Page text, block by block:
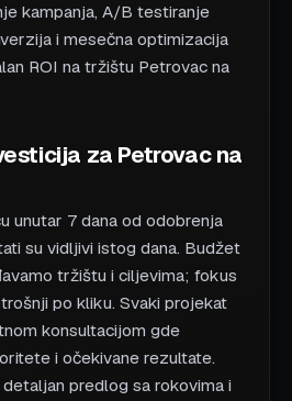
kampanja, A/B testiranje
i mesečna optimizacija
ROI na tržištu Petrovac na
za Petrovac na
unutar 7 dana od odobrenja
su vidljivi istog dana. Budžet
tržištu i ciljevima; fokus
po kliku. Svaki projekat
konsultacijom gde
i očekivane rezultate.
predlog sa rokovima i